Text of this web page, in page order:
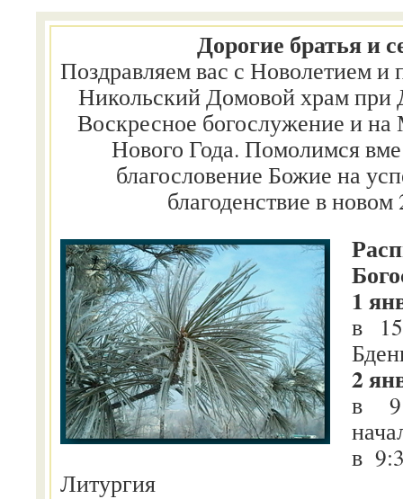
Дорогие братья и
Поздравляем вас с Новолетием и
Никольский Домовой храм при
Воскресное богослужение и на
Нового Года. Помолимся
благословение Божие на
благоденствие в новом
1
в
2
в
в
Литургия